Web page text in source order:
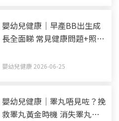
嬰幼兒健康｜早產BB出生成
長全面睇 常見健康問題+照顧
嬰幼兒健康 2026-06-25
嬰幼兒健康｜睪丸唔見咗？挽
救睪丸黃金時機 消失睪丸—